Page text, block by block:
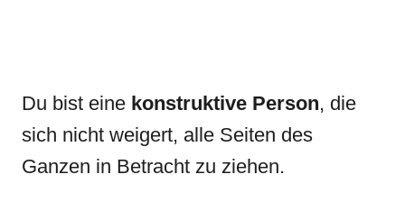
Du bist eine konstruktive Person, die
sich nicht weigert, alle Seiten des
Ganzen in Betracht zu ziehen.